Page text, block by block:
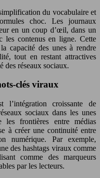
du vocabulaire et
choc. Les journaux
en un coup d’œil, dans un
les contenus en ligne. Cette
capacité des unes à rendre
tout en restant attractives
des réseaux sociaux.
clés viraux
l’intégration croissante de
sociaux dans les unes
frontières entre médias
à créer une continuité entre
numérique. Par exemple,
des hashtags viraux comme
comme des marqueurs
par les lecteurs.